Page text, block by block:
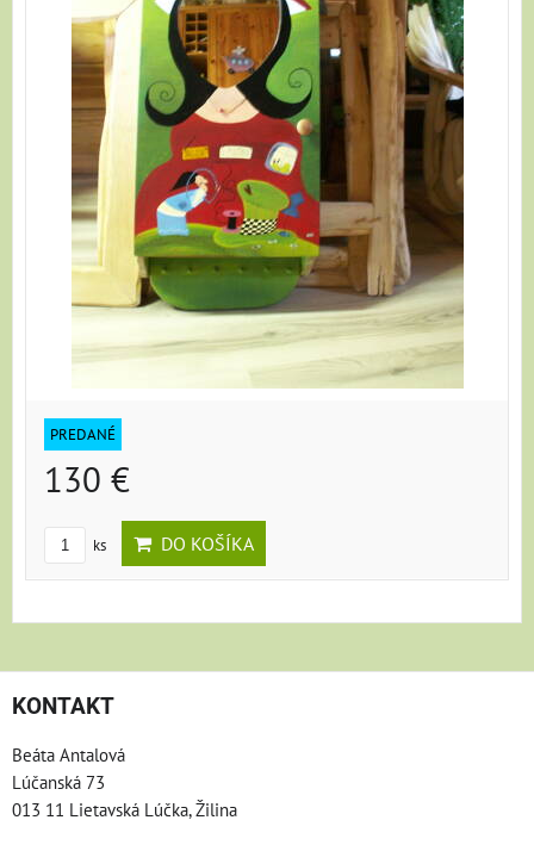
PREDANÉ
130 €
ks DO KOŠÍKA
KONTAKT
Beáta Antalová
Lúčanská 73
013 11 Lietavská Lúčka, Žilina